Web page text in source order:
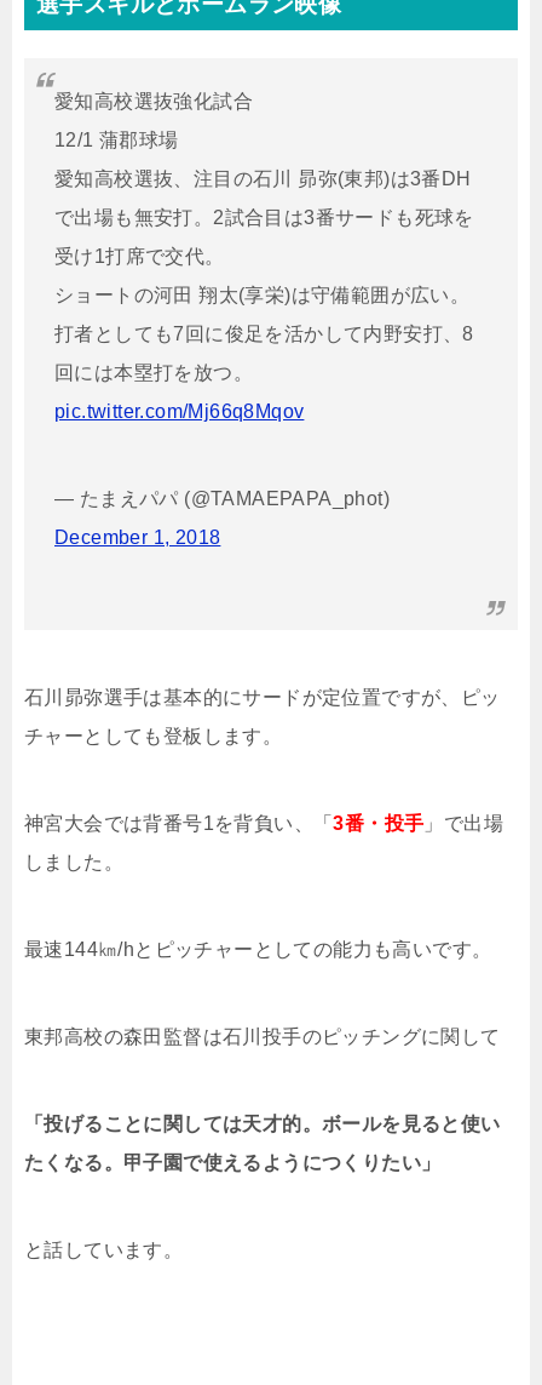
愛知高校選抜強化試合
12/1 蒲郡球場
愛知高校選抜、注目の石川 昴弥(東邦)は3番DH
で出場も無安打。2試合目は3番サードも死球を
受け1打席で交代。
ショートの河田 翔太(享栄)は守備範囲が広い。
打者としても7回に俊足を活かして内野安打、8
回には本塁打を放つ。
pic.twitter.com/Mj66q8Mqov
— たまえパパ (@TAMAEPAPA_phot)
December 1, 2018
石川昴弥選手は基本的にサードが定位置ですが、ピッ
チャーとしても登板します。
神宮大会では背番号1を背負い、「3番・投手 」で出場
しました。
最速144㎞/hとピッチャーとしての能力も高いです。
東邦高校の森田監督は石川投手のピッチングに関して
「投げることに関しては天才的。ボールを見ると使い
たくなる。甲子園で使えるようにつくりたい」
と話しています。